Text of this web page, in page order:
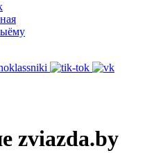
zviazda.by